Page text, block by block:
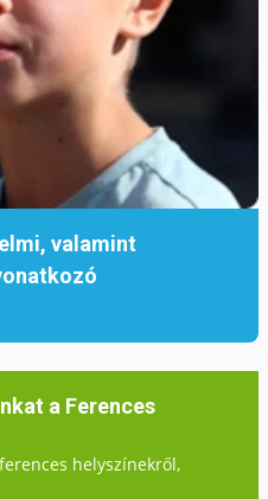
– a testvérek
épített ház
ekkor is azt tette,
is kiolvashatunk.
volt, hanem
válasz az
– szent
szemben,
veszélyeztette a
Ferenc
és a lelki javak
valamint
a Ferences
helyszínekről,